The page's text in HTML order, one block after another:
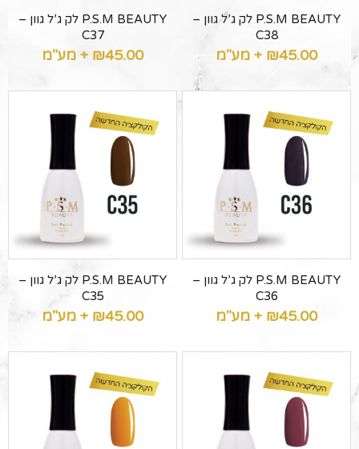
P.S.M BEAUTY לק ג’ל גוון –
C38
₪45.00 + מע"מ
P.S.M BEAUTY לק ג’ל גוון –
C37
₪45.00 + מע"מ
P.S.M BEAUTY לק ג’ל גוון –
C36
₪45.00 + מע"מ
P.S.M BEAUTY לק ג’ל גוון –
C35
₪45.00 + מע"מ